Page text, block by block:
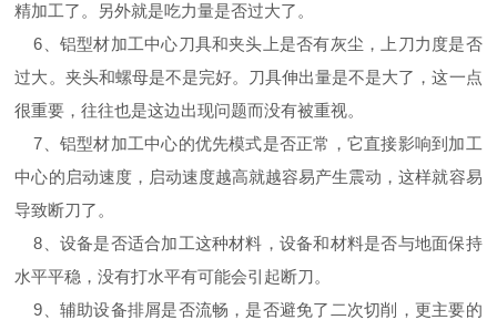
精加工了。另外就是吃力量是否过大了。
6、铝型材加工中心刀具和夹头上是否有灰尘，上刀力度是否
过大。夹头和螺母是不是完好。刀具伸出量是不是大了，这一点
很重要，往往也是这边出现问题而没有被重视。
7、铝型材加工中心的优先模式是否正常，它直接影响到加工
中心的启动速度，启动速度越高就越容易产生震动，这样就容易
导致断刀了。
8、设备是否适合加工这种材料，设备和材料是否与地面保持
水平平稳，没有打水平有可能会引起断刀。
9、辅助设备排屑是否流畅，是否避免了二次切削，更主要的